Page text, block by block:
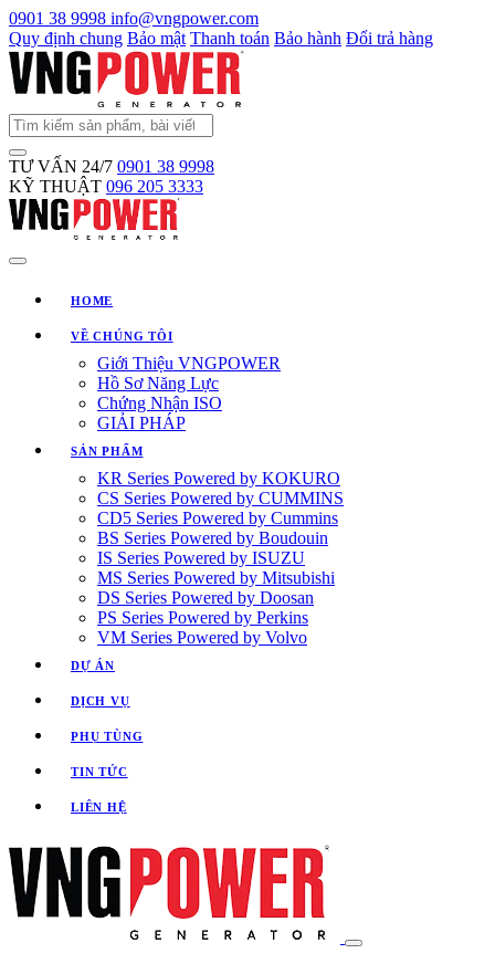
0901 38 9998 info@vngpower.com
Quy định chung Bảo mật Thanh toán Bảo hành Đổi trả hàng
TƯ VẤN 24/7 0901 38 9998
KỸ THUẬT 096 205 3333
HOME
VỀ CHÚNG TÔI
Giới Thiệu VNGPOWER
Hồ Sơ Năng Lực
Chứng Nhận ISO
GIẢI PHÁP
SẢN PHẨM
KR Series Powered by KOKURO
CS Series Powered by CUMMINS
CD5 Series Powered by Cummins
BS Series Powered by Boudouin
IS Series Powered by ISUZU
MS Series Powered by Mitsubishi
DS Series Powered by Doosan
PS Series Powered by Perkins
VM Series Powered by Volvo
DỰ ÁN
DỊCH VỤ
PHỤ TÙNG
TIN TỨC
LIÊN HỆ